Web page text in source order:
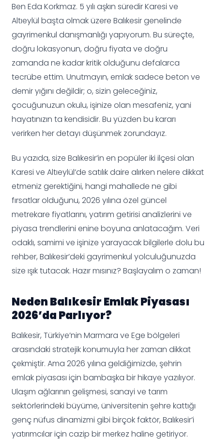
Ben Eda Korkmaz. 5 yılı aşkın süredir Karesi ve
Altıeylül başta olmak üzere Balıkesir genelinde
gayrimenkul danışmanlığı yapıyorum. Bu süreçte,
doğru lokasyonun, doğru fiyata ve doğru
zamanda ne kadar kritik olduğunu defalarca
tecrübe ettim. Unutmayın, emlak sadece beton ve
demir yığını değildir; o, sizin geleceğiniz,
çocuğunuzun okulu, işinize olan mesafeniz, yani
hayatınızın ta kendisidir. Bu yüzden bu kararı
verirken her detayı düşünmek zorundayız.
Bu yazıda, size Balıkesir’in en popüler iki ilçesi olan
Karesi ve Altıeylül’de satılık daire alırken nelere dikkat
etmeniz gerektiğini, hangi mahallede ne gibi
fırsatlar olduğunu, 2026 yılına özel güncel
metrekare fiyatlarını, yatırım getirisi analizlerini ve
piyasa trendlerini enine boyuna anlatacağım. Veri
odaklı, samimi ve işinize yarayacak bilgilerle dolu bu
rehber, Balıkesir’deki gayrimenkul yolculuğunuzda
size ışık tutacak. Hazır mısınız? Başlayalım o zaman!
Neden Balıkesir Emlak Piyasası
2026’da Parlıyor?
Balıkesir, Türkiye’nin Marmara ve Ege bölgeleri
arasındaki stratejik konumuyla her zaman dikkat
çekmiştir. Ama 2026 yılına geldiğimizde, şehrin
emlak piyasası için bambaşka bir hikaye yazılıyor.
Ulaşım ağlarının gelişmesi, sanayi ve tarım
sektörlerindeki büyüme, üniversitenin şehre kattığı
genç nüfus dinamizmi gibi birçok faktör, Balıkesir’i
yatırımcılar için cazip bir merkez haline getiriyor.